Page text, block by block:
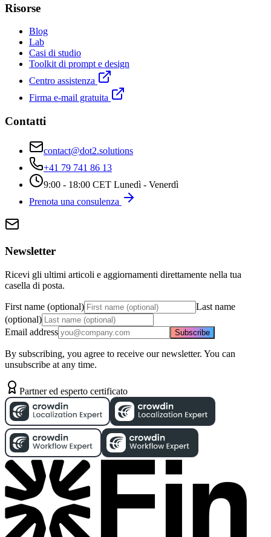
Risorse
Blog
Lab
Casi di studio
Toolkit di prompt e design
Centro assistenza
Firma e-mail gratuita
Contatti
contact@dot2.solutions
+41 79 741 86 13
9:00 - 18:00 CET Lunedì - Venerdì
Prenota una consulenza
Newsletter
Ricevi gli ultimi articoli e aggiornamenti direttamente nella tua
casella di posta.
First name (optional)
Last name
(optional)
Email address
Subscribe
By subscribing, you agree to receive our newsletter. You can
unsubscribe at any time.
Partner ed esperto certificato